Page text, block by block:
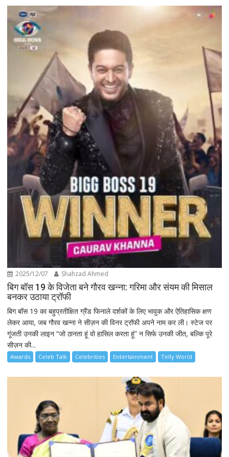
2025/12/07 Shahzad Ahmed
बिग बॉस 19 के विजेता बने गौरव खन्ना: गरिमा और संयम की मिसाल
बनकर उठाया ट्रॉफी
बिग बॉस 19 का बहुप्रतीक्षित ग्रैंड फिनाले दर्शकों के लिए भावुक और ऐतिहासिक क्षण
लेकर आया, जब गौरव खन्ना ने सीज़न की विनर ट्रॉफी अपने नाम कर ली। स्टेज पर
गूंजती उनकी लाइन “जो ठानता हूं वो हासिल करता हूं” न सिर्फ उनकी जीत, बल्कि पूरे
सीज़न की...
Awards Celeb Talk Celebrities Entertainment Telly World